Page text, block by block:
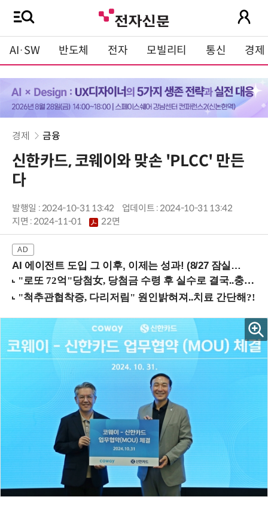
AI·SW 반도체 전자 모빌리티 통신 경제
경제 금융
신한카드, 코웨이와 맞손 'PLCC' 만든
다
발행일 : 2024-10-31 13:42
업데이트 : 2024-10-31 13:42
지면 :2024-11-01 22면
AI 에이전트 도입 그 이후, 이제는 성과! (8/27 잠실역)